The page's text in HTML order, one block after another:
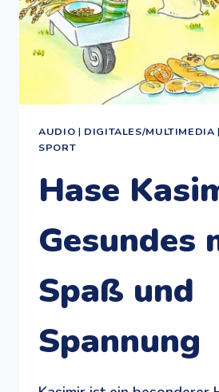
AUDIO | DIGITALES/MULTIMEDIA |
SPORT
Hase
Gesundes
Spaß und
Spannung